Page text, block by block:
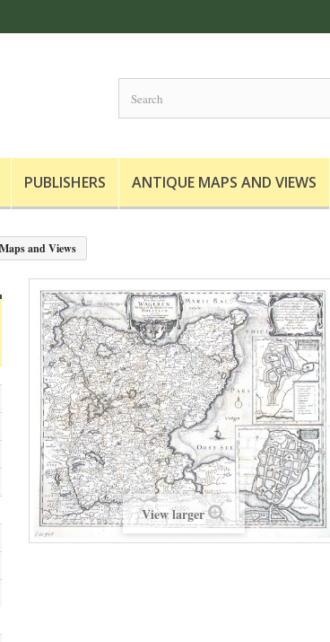
PUBLISHERS ANTIQUE MAPS AND VIEWS
and Views
View larger